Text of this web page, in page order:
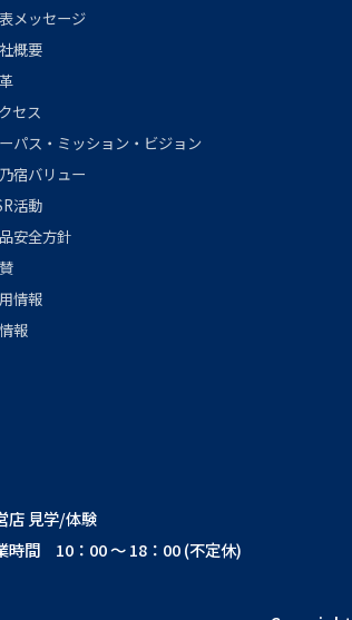
メッセージ
概要
セス
パス・ミッション・ビジョン
宿バリュー
活動
安全方針
情報
報
店 見学/体験
時間 10：00 ～ 18：00 (不定休)